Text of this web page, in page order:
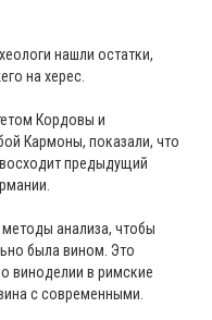
нашли остатки,
на херес.
Кордовы и
Кармоны, показали, что
предыдущий
анализа, чтобы
была вином. Это
виноделии в римские
с современными.